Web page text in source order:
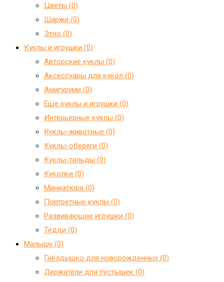
Цветы (0)
Шаржи (0)
Этно (0)
Куклы и игрушки (0)
Авторские куклы (0)
Аксессуары для кукол (0)
Амигуруми (0)
Ещё куклы и игрушки (0)
Интерьерные куклы (0)
Куклы-животные (0)
Куклы-обереги (0)
Куклы-тильды (0)
Куколки (0)
Миниатюра (0)
Портретные куклы (0)
Развивающие игрушки (0)
Тедди (0)
Малышу (0)
Гнёздышко для новорожденных (0)
Держатели для пустышек (0)